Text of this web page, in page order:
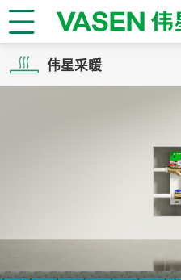
伟星采暖